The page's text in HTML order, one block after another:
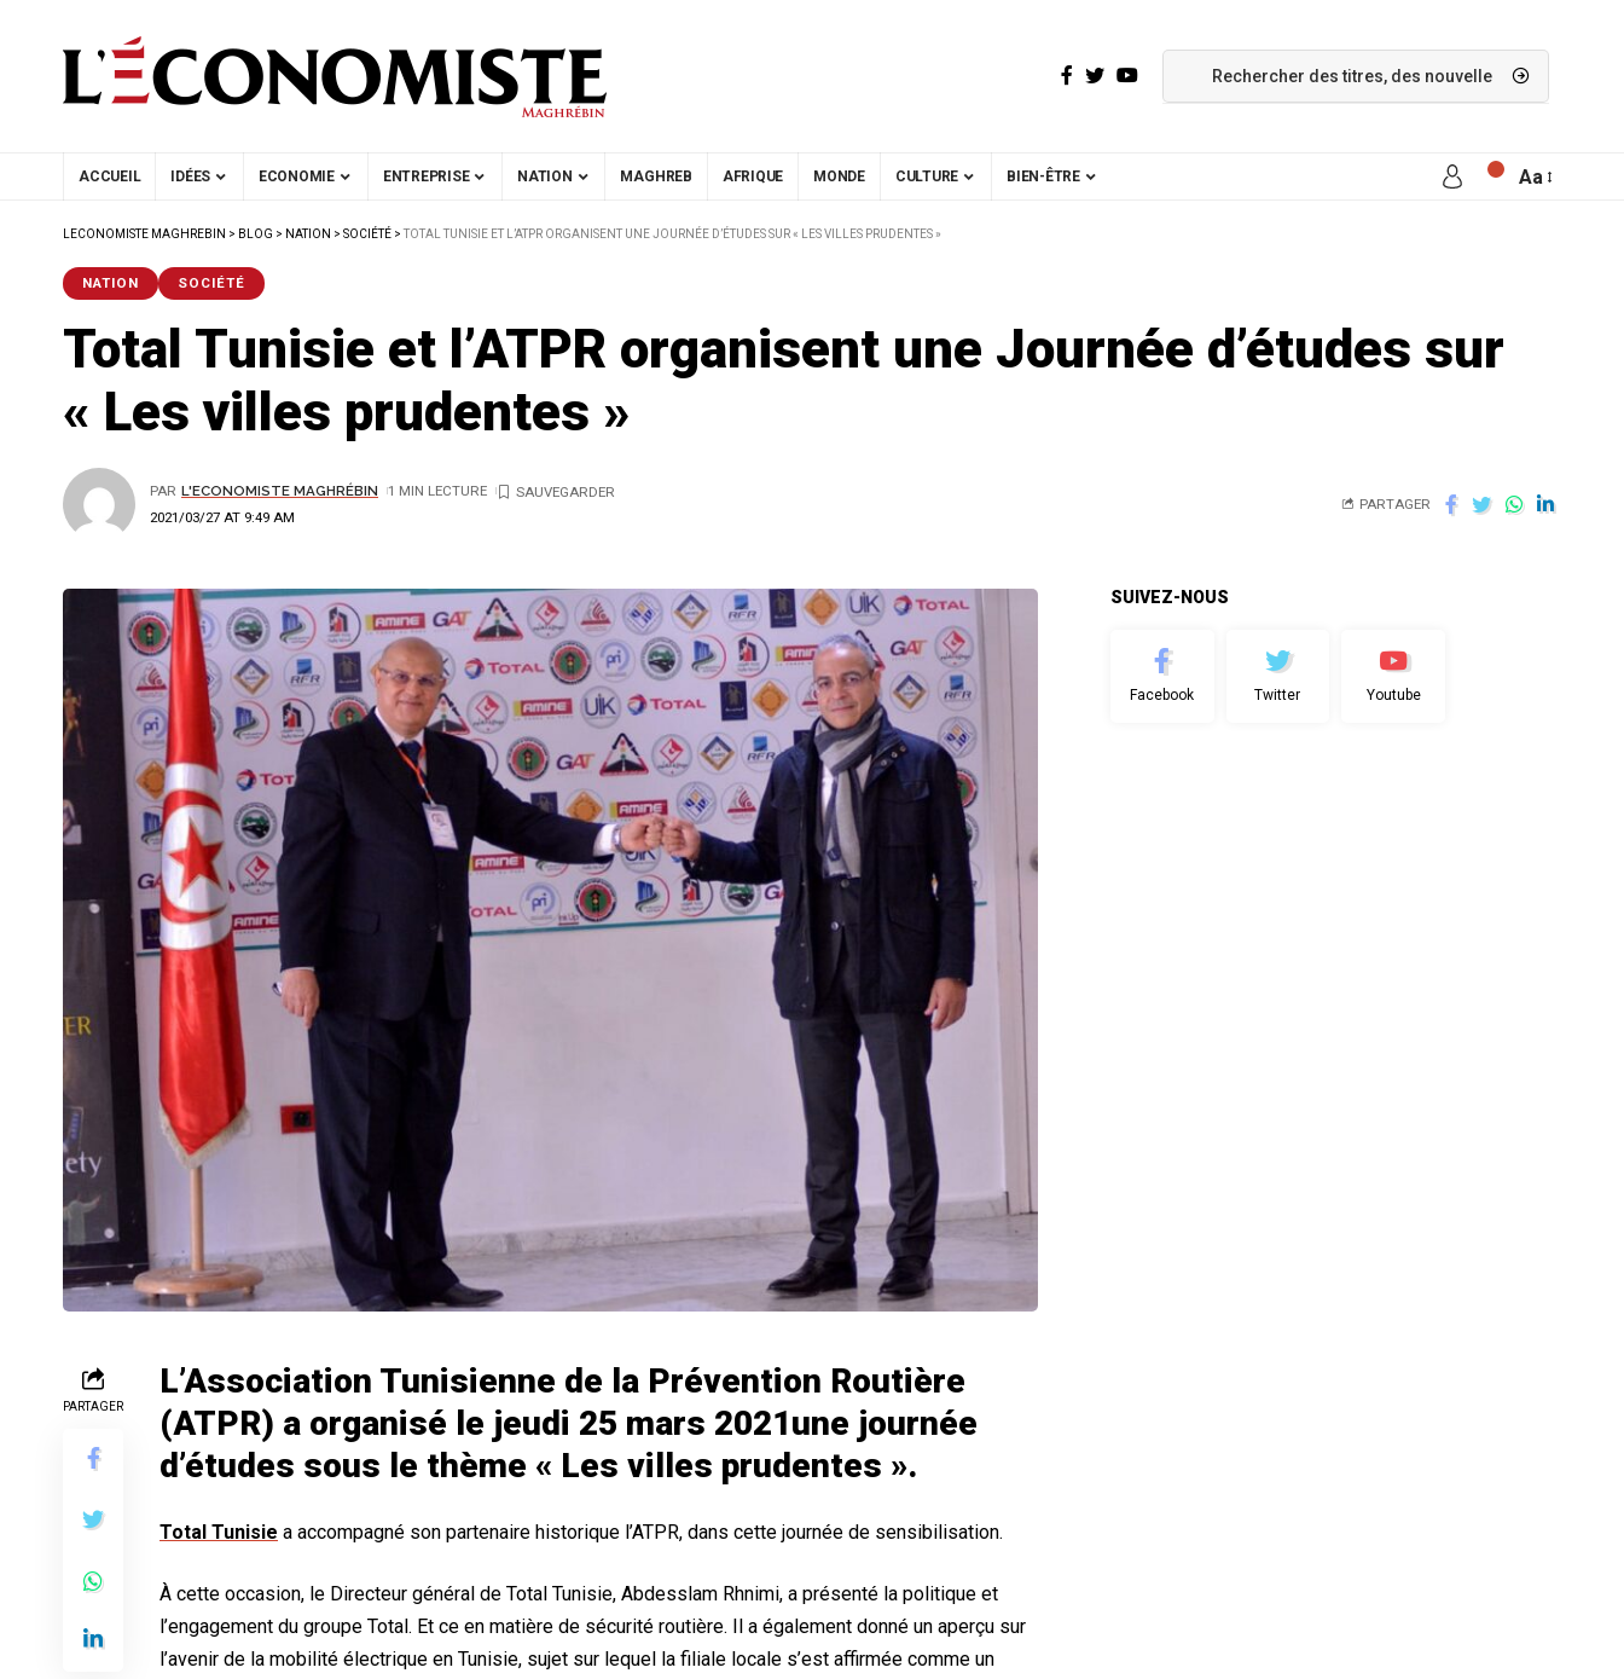
ACCUEIL IDÉES ECONOMIE ENTREPRISE NATION MAGHREB AFRIQUE MONDE CULTURE BIEN-ÊTRE Aa
LECONOMISTE MAGHREBIN > BLOG > NATION > SOCIÉTÉ >TOTAL TUNISIE ET L’ATPR ORGANISENT UNE JOURNÉE D’ÉTUDES SUR « LES VILLES PRUDENTES »
NATION SOCIÉTÉ
Total Tunisie et l’ATPR organisent une Journée d’études sur
« Les villes prudentes »
2021/03/27 AT 9:49 AM
PAR L'ECONOMISTE MAGHRÉBIN 1 MIN LECTURE
PARTAGER
PARTAGER
L’Association Tunisienne de la Prévention Routière
(ATPR) a organisé le jeudi 25 mars 2021une journée
d’études sous le thème « Les villes prudentes ».
Total Tunisie a accompagné son partenaire historique l’ATPR, dans cette journée de sensibilisation.
À cette occasion, le Directeur général de Total Tunisie, Abdesslam Rhnimi, a présenté la politique et
l’engagement du groupe Total. Et ce en matière de sécurité routière. Il a également donné un aperçu sur
l’avenir de la mobilité électrique en Tunisie, sujet sur lequel la filiale locale s’est affirmée comme un
SUIVEZ-NOUS
Facebook Twitter Youtube